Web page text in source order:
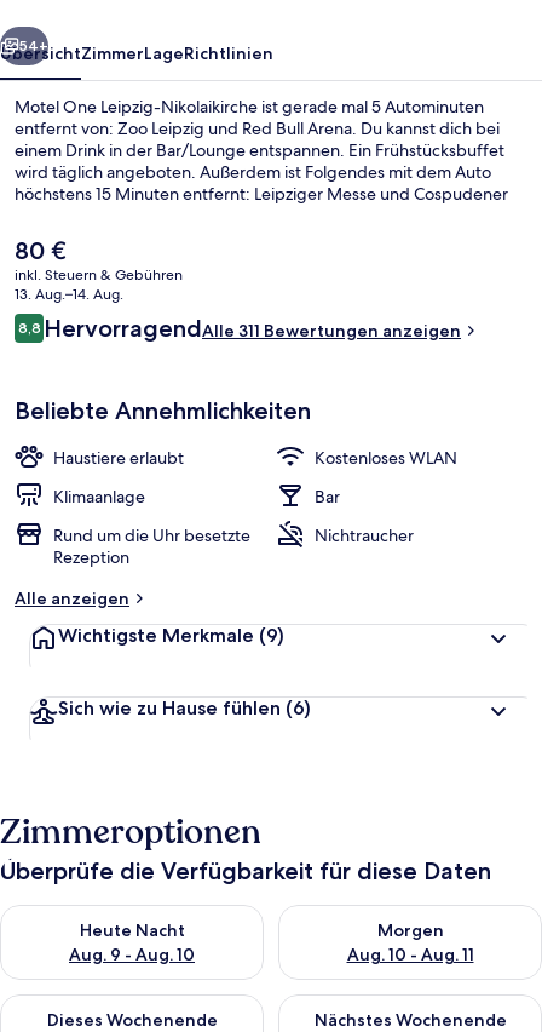
Weiter
54+
ÜbersichtZimmerLageRichtlinien
Motel One Leipzig-Nikolaikirche ist gerade mal 5 Autominuten
entfernt von: Zoo Leipzig und Red Bull Arena. Du kannst dich bei
einem Drink in der Bar/Lounge entspannen. Ein Frühstücksbuffet
wird täglich angeboten. Außerdem ist Folgendes mit dem Auto
höchstens 15 Minuten entfernt: Leipziger Messe und Cospudener
Fußmarsch entfernt: Zur S-Bahn-Station Markt sind es 4 Minuten
und zur Straßenbahnhaltestelle Augustusplatz 5 Minuten.
Der
aktuelle
Preis
beträgt
80 €.
80 €
inkl. Steuern & Gebühren
13. Aug.–14. Aug.
Bewertungen
8,88,8 von 10.
HervorragendAlle 311 Bewertungen anzeigen
Beliebte Annehmlichkeiten
Haustiere erlaubt
Kostenloses WLAN
Klimaanlage
Bar
Rund um die Uhr besetzte
Rezeption
Nichtraucher
Alle anzeigen
Wichtigste Merkmale (9)
Sich wie zu Hause fühlen (6)
Zimmeroptionen
Überprüfe die Verfügbarkeit für diese Daten
Heute Nacht
Aug. 9 - Aug. 10
Überprüfe die Verfügbarkeit für heute Nacht, Aug. 9 - Aug.
Morgen
Aug. 10 - Aug. 11
Überprüfe die Verfügbarkeit
Dieses Wochenende
Überprüfe die Verfügbarkeit für dieses Wochenende, Aug. 14
Nächstes Wochenende
Überprüfe die Verfügbarkeit